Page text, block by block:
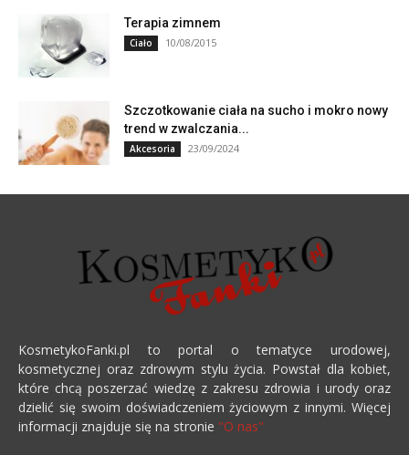
Terapia zimnem
Ciało 10/08/2015
Szczotkowanie ciała na sucho i mokro nowy
trend w zwalczania...
Akcesoria 23/09/2024
KosmetykoFanki.pl to portal o tematyce urodowej,
kosmetycznej oraz zdrowym stylu życia. Powstał dla kobiet,
które chcą poszerzać wiedzę z zakresu zdrowia i urody oraz
dzielić się swoim doświadczeniem życiowym z innymi. Więcej
informacji znajduje się na stronie "O nas"